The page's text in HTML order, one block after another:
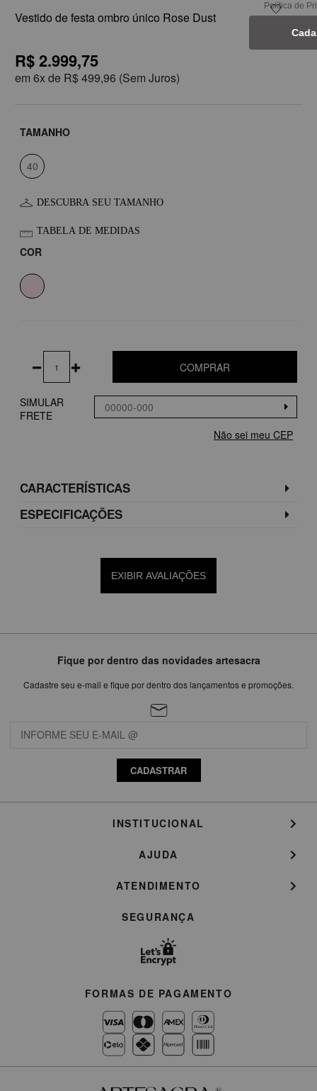
Vestido de festa ombro único Rose Dust
R$ 2.999,75
em 6x de R$ 499,96 (Sem Juros)
TAMANHO
40
DESCUBRA SEU TAMANHO
TABELA DE MEDIDAS
COR
COMPRAR
SIMULAR
FRETE
Não sei meu CEP
CARACTERÍSTICAS
ESPECIFICAÇÕES
EXIBIR AVALIAÇÕES
Fique por dentro das novidades artesacra
Cadastre seu e-mail e fique por dentro dos lançamentos e promoções.
CADASTRAR
INSTITUCIONAL
AJUDA
ATENDIMENTO
SEGURANÇA
FORMAS DE PAGAMENTO
Política de